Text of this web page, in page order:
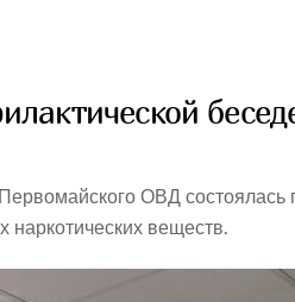
ОВД состоялась
веществ.